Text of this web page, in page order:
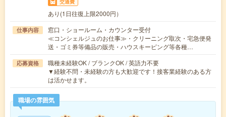
交通費
あり(1日往復上限2000円）
仕事内容
窓口・ショールーム・カウンター受付
≪コンシェルジュのお仕事≫・クリーニング取次・宅急便発
送・ゴミ券等備品の販売・ハウスキーピング等各種…
応募資格
職種未経験OK / ブランクOK / 英語力不要
▼経験不問・未経験の方も大歓迎です！接客業経験のある方
は活かせます。
職場の雰囲気